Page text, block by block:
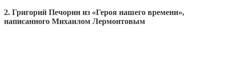
2. Григорий Печорин из «Героя нашего времени»,
написанного Михаилом Лермонтовым